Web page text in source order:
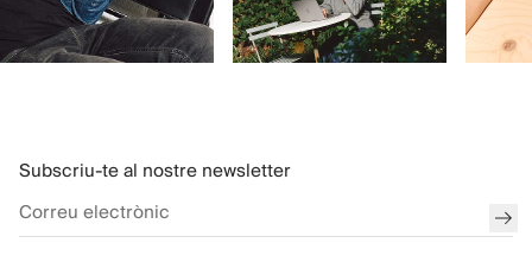
Subscriu-te al nostre newsletter